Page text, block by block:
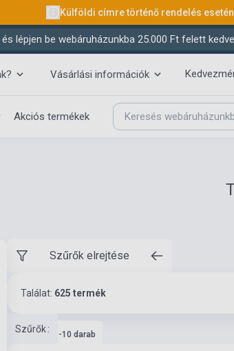
Külföldi címre történő rendelés
lépjen be webáruházunkba 25.000 Ft felett
Vásárlási információk
Akciós termékek
Szűrők elrejtése
Találat: 625 termék
Szűrők:
Készlet: 1-10 darab